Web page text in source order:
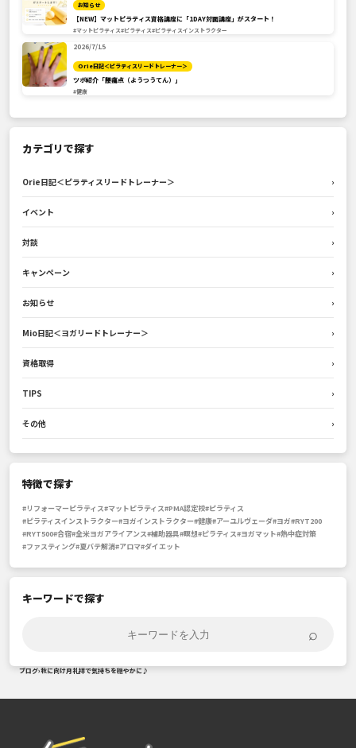
お知らせ
【NEW】マットピラティス資格講座に「1DAY対面講座」がスタート！
#マットピラティス#ピラティス#ピラティスインストラクター
2026/7/15
Orie日記＜ピラティスリードトレーナー＞
ツボ紹介「腰痛点（ようつうてん）」
#健康
カテゴリで探す
Orie日記＜ピラティスリードトレーナー＞ ›
イベント ›
対談 ›
キャンペーン ›
お知らせ ›
Mio日記＜ヨガリードトレーナー＞ ›
資格取得 ›
TIPS ›
その他 ›
特徴で探す
#リフォーマーピラティス#マットピラティス#PMA認定校#ピラティス
#ピラティスインストラクター#ヨガインストラクター#健康#アーユルヴェーダ#ヨガ#RYT200
#RYT500#合宿#全米ヨガアライアンス#補助器具#瞑想#ピラティス#ヨガマット#熱中症対策
#ファスティング#夏バテ解消#アロマ#ダイエット
キーワードで探す
⌕
ブログ›秋に向け月礼拝で気持ちを穏やかに♪